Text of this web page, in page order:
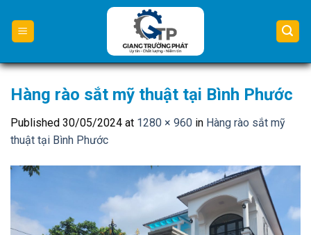
content
Hàng rào sắt mỹ thuật tại Bình Phước
Published 30/05/2024 at 1280 × 960 in Hàng rào sắt mỹ
thuật tại Bình Phước